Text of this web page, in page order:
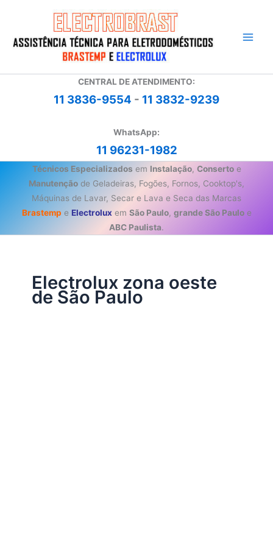
conteúdo
CENTRAL DE ATENDIMENTO:
11 3836-9554 - 11 3832-9239
WhatsApp:
11 96231-1982
Técnicos Especializados em Instalação, Consertoe
Manutenção de Geladeiras, Fogões, Fornos, Cooktop's,
Máquinas de Lavar, Secar e Lava e Seca das Marcas
Brastemp e Electroluxem São Paulo, grande São Pauloe
ABC Paulista.
Electrolux zona oeste
de São Paulo